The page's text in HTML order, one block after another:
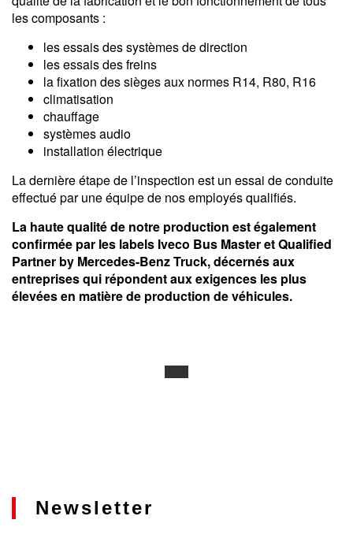
les composants :
les essais des systèmes de direction
les essais des freins
la fixation des sièges aux normes R14, R80, R16
climatisation
chauffage
systèmes audio
installation électrique
La dernière étape de l’inspection est un essai de conduite
effectué par une équipe de nos employés qualifiés.
La haute qualité de notre production est également
confirmée par les labels Iveco Bus Master et Qualified
Partner by Mercedes-Benz Truck, décernés aux
entreprises qui répondent aux exigences les plus
élevées en matière de production de véhicules.
Newsletter